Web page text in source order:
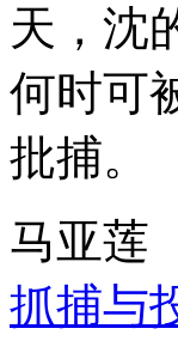
天，沈
何时可
批捕。
马亚莲
抓捕与